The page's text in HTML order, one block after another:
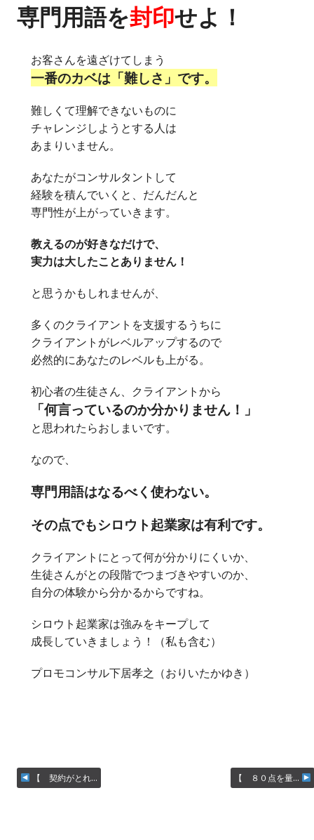
専門用語を封印せよ！
お客さんを遠ざけてしまう
一番のカベは「難しさ」です。
難しくて理解できないものに
チャレンジしようとする人は
あまりいません。
あなたがコンサルタントして
経験を積んでいくと、だんだんと
専門性が上がっていきます。
教えるのが好きなだけで、
実力は大したことありません！
と思うかもしれませんが、
多くのクライアントを支援するうちに
クライアントがレベルアップするので
必然的にあなたのレベルも上がる。
初心者の生徒さん、クライアントから
「何言っているのか分かりません！」
と思われたらおしまいです。
なので、
専門用語はなるべく使わない。
その点でもシロウト起業家は有利です。
クライアントにとって何が分かりにくいか、
生徒さんがとの段階でつまづきやすいのか、
自分の体験から分かるからですね。
シロウト起業家は強みをキープして
成長していきましょう！（私も含む）
プロモコンサル下居孝之（おりいたかゆき）
【 契約がとれ… 【 ８０点を量…